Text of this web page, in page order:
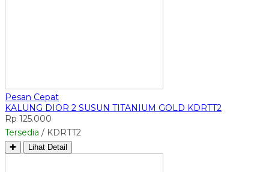
Pesan Cepat
KALUNG DIOR 2 SUSUN TITANIUM GOLD KDRTT2
Rp 125.000
Tersedia / KDRTT2
✚ Lihat Detail